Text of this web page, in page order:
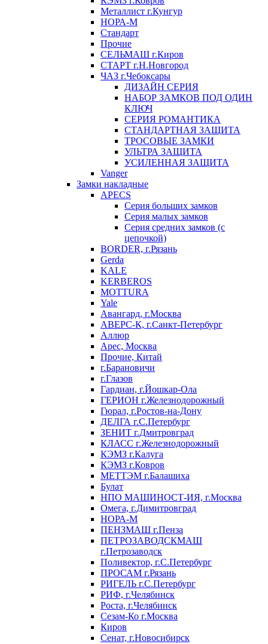
Металлист г.Кунгур
НОРА-М
Стандарт
Прочие
СЕЛЬМАШ г.Киров
СТАРТ г.Н.Новгород
ЧАЗ г.Чебоксары
ДИЗАЙН СЕРИЯ
НАБОР ЗАМКОВ ПОД ОДИН
КЛЮЧ
СЕРИЯ РОМАНТИКА
СТАНДАРТНАЯ ЗАЩИТА
ТРОСОВЫЕ ЗАМКИ
УЛЬТРА ЗАЩИТА
УСИЛЕННАЯ ЗАЩИТА
Vanger
Замки накладные
APECS
Серия больших замков
Серия малых замков
Серия средних замков (с
цепочкой)
BORDER, г.Рязань
Gerda
KALE
KERBEROS
MOTTURA
Yale
Авангард, г.Москва
АВЕРС-К, г.Санкт-Петербург
Аллюр
Арес, Москва
Прочие, Китай
г.Барановичи
г.Глазов
Гардиан, г.Йошкар-Ола
ГЕРИОН г.Железнодорожный
Гюрал, г.Ростов-на-Дону
ДЕЛГА г.С.Петербург
ЗЕНИТ г.Дмитровград
КЛАСС г.Железнодорожный
КЭМЗ г.Калуга
КЭМЗ г.Ковров
МЕТТЭМ г.Балашиха
Булат
НПО МАШИНОСТ-ИЯ, г.Москва
Омега, г.Димитровград
НОРА-М
ПЕНЗМАШ г.Пенза
ПЕТРОЗАВОДСКМАШ
г.Петрозаводск
Поливектор, г.С.Петербург
ПРОСАМ г.Рязань
РИГЕЛЬ г.С.Петербург
РИФ, г.Челябинск
Роста, г.Челябинск
Сезам-Ко г.Москва
Киров
Сенат, г.Новосибирск